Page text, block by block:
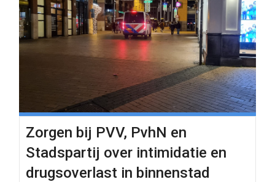
Zorgen bij PVV, PvhN en
Stadspartij over intimidatie en
drugsoverlast in binnenstad